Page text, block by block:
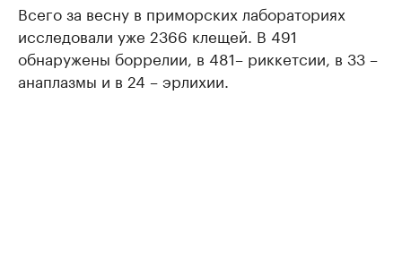
Всего за весну в приморских лабораториях
исследовали уже 2366 клещей. В 491
обнаружены боррелии, в 481– риккетсии, в 33 –
анаплазмы и в 24 – эрлихии.